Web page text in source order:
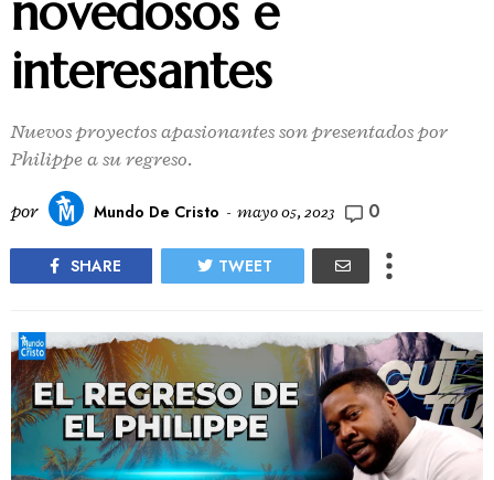
novedosos e
interesantes
Nuevos proyectos apasionantes son presentados por
Philippe a su regreso.
por Mundo De Cristo - mayo 05, 2023 0
SHARE TWEET